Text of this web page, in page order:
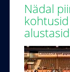
Nädal